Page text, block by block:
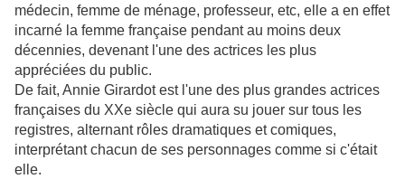
médecin, femme de ménage, professeur, etc, elle a en effet
incarné la femme française pendant au moins deux
décennies, devenant l'une des actrices les plus
appréciées du public.
De fait, Annie Girardot est l'une des plus grandes actrices
françaises du XXe siècle qui aura su jouer sur tous les
registres, alternant rôles dramatiques et comiques,
interprétant chacun de ses personnages comme si c'était
elle.